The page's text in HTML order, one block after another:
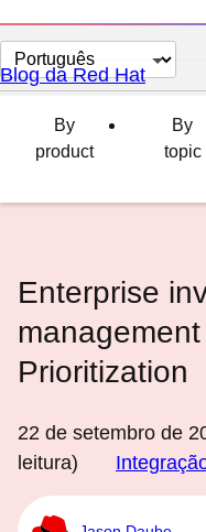
Selecionar
idioma
Blog da Red Hat
By
product
By
topic
Enterprise
Prioritization
22 de setembro de
leitura)